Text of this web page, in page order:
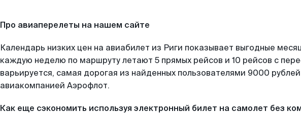
Про авиаперелеты на нашем сайте
Календарь низких цен на авиабилет из Риги показывает выгодные
каждую неделю по маршруту летают 5 прямых рейсов и 10 рейсов с
варьируется, самая дорогая из найденных пользователями 9000 рублей
авиакомпанией Аэрофлот.
Как еще сэкономить используя электронный билет на самолет без